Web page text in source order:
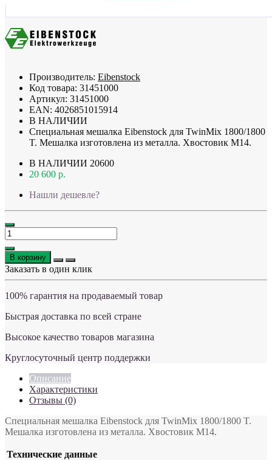
Производитель: Eibenstock
Код товара: 31451000
Артикул: 31451000
EAN: 4026851015914
В НАЛИЧИИ
Специальная мешалка Eibenstock для TwinMix 1800/1800
T. Мешалка изготовлена из металла. Хвостовик M14.
В НАЛИЧИИ 20600
20 600 р.
Нашли дешевле?
В корзину
Заказать в один клик
100% гарантия на продаваемый товар
Быстрая доставка по всей стране
Высокое качество товаров магазина
Круглосуточный центр поддержки
Описание
Характеристики
Отзывы (0)
Специальная мешалка Eibenstock для TwinMix 1800/1800 T.
Мешалка изготовлена из металла. Хвостовик M14.
Технические данные